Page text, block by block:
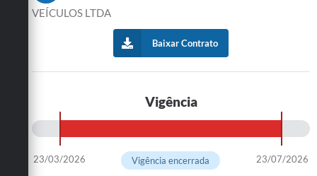
VEÍCULOS LTDA
Baixar Contrato
Vigência
23/03/2026 23/07/2026
Vigência encerrada